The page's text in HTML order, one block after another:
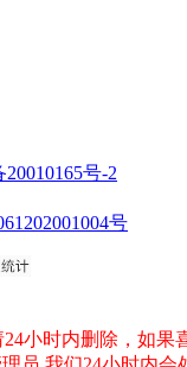
号-2
号
小时内删除，如